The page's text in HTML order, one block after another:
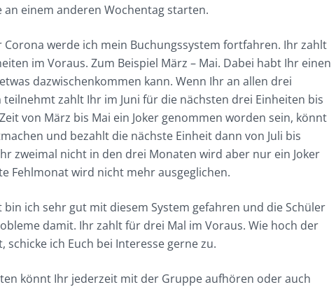
an einem anderen Wochentag starten.
Corona werde ich mein Buchungssystem fortfahren. Ihr zahlt
im Voraus. Zum Beispiel März – Mai. Dabei habt Ihr einen
dazwischenkommen kann. Wenn Ihr an allen drei
zahlt Ihr im Juni für die nächsten drei Einheiten bis
von März bis Mai ein Joker genommen worden sein, könnt
und bezahlt die nächste Einheit dann von Juli bis
zweimal nicht in den drei Monaten wird aber nur ein Joker
Fehlmonat wird nicht mehr ausgeglichen.
bin ich sehr gut mit diesem System gefahren und die Schüler
damit. Ihr zahlt für drei Mal im Voraus. Wie hoch der
schicke ich Euch bei Interesse gerne zu.
könnt Ihr jederzeit mit der Gruppe aufhören oder auch